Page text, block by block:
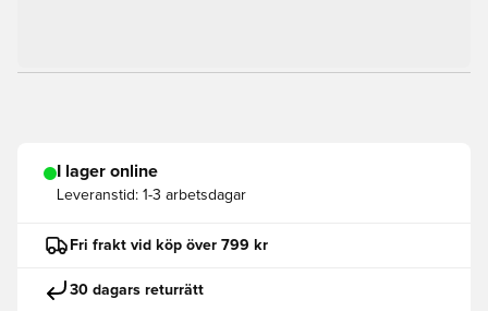
I lager online
Leveranstid: 1-3 arbetsdagar
Fri frakt vid köp över 799 kr
30 dagars returrätt